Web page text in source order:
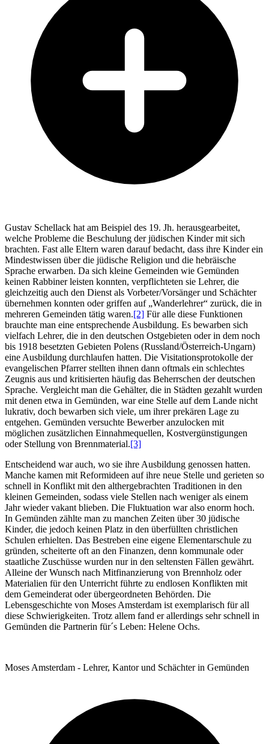
Gustav Schellack hat am Beispiel des 19. Jh. herausgearbeitet,
welche Probleme die Beschulung der jüdischen Kinder mit sich
brachten. Fast alle Eltern waren darauf bedacht, dass ihre Kinder ein
Mindestwissen über die jüdische Religion und die hebräische
Sprache erwarben. Da sich kleine Gemeinden wie Gemünden
keinen Rabbiner leisten konnten, verpflichteten sie Lehrer, die
gleichzeitig auch den Dienst als Vorbeter/Vorsänger und Schächter
übernehmen konnten oder griffen auf „Wanderlehrer“ zurück, die in
mehreren Gemeinden tätig waren.[2] Für alle diese Funktionen
brauchte man eine entsprechende Ausbildung. Es bewarben sich
vielfach Lehrer, die in den deutschen Ostgebieten oder in dem noch
bis 1918 besetzten Gebieten Polens (Russland/Österreich-Ungarn)
eine Ausbildung durchlaufen hatten. Die Visitationsprotokolle der
evangelischen Pfarrer stellten ihnen dann oftmals ein schlechtes
Zeugnis aus und kritisierten häufig das Beherrschen der deutschen
Sprache. Vergleicht man die Gehälter, die in Städten gezahlt wurden
mit denen etwa in Gemünden, war eine Stelle auf dem Lande nicht
lukrativ, doch bewarben sich viele, um ihrer prekären Lage zu
entgehen. Gemünden versuchte Bewerber anzulocken mit
möglichen zusätzlichen Einnahmequellen, Kostvergünstigungen
oder Stellung von Brennmaterial.[3]
Entscheidend war auch, wo sie ihre Ausbildung genossen hatten.
Manche kamen mit Reformideen auf ihre neue Stelle und gerieten so
schnell in Konflikt mit den althergebrachten Traditionen in den
kleinen Gemeinden, sodass viele Stellen nach weniger als einem
Jahr wieder vakant blieben. Die Fluktuation war also enorm hoch.
In Gemünden zählte man zu manchen Zeiten über 30 jüdische
Kinder, die jedoch keinen Platz in den überfüllten christlichen
Schulen erhielten. Das Bestreben eine eigene Elementarschule zu
gründen, scheiterte oft an den Finanzen, denn kommunale oder
staatliche Zuschüsse wurden nur in den seltensten Fällen gewährt.
Alleine der Wunsch nach Mitfinanzierung von Brennholz oder
Materialien für den Unterricht führte zu endlosen Konflikten mit
dem Gemeinderat oder übergeordneten Behörden. Die
Lebensgeschichte von Moses Amsterdam ist exemplarisch für all
diese Schwierigkeiten. Trotz allem fand er allerdings sehr schnell in
Gemünden die Partnerin für´s Leben: Helene Ochs.
Moses Amsterdam - Lehrer, Kantor und Schächter in Gemünden